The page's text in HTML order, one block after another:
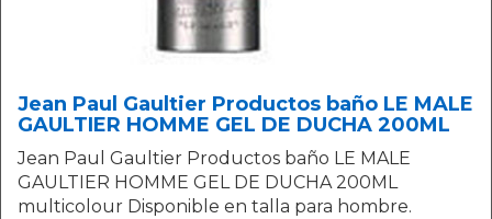
Jean Paul Gaultier Productos baño LE MALE
GAULTIER HOMME GEL DE DUCHA 200ML
Jean Paul Gaultier Productos baño LE MALE
GAULTIER HOMME GEL DE DUCHA 200ML
multicolour Disponible en talla para hombre.